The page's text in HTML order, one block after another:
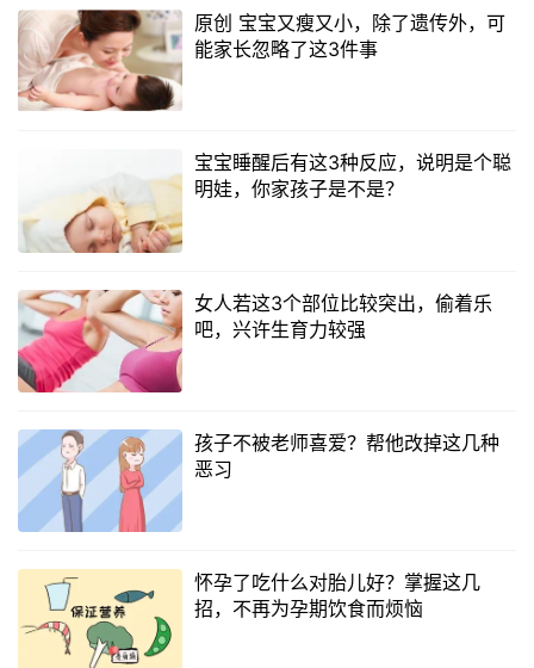
原创 宝宝又瘦又小，除了遗传外，可
能家长忽略了这3件事
宝宝睡醒后有这3种反应，说明是个聪
明娃，你家孩子是不是？
女人若这3个部位比较突出，偷着乐
吧，兴许生育力较强
孩子不被老师喜爱？帮他改掉这几种
恶习
怀孕了吃什么对胎儿好？掌握这几
招，不再为孕期饮食而烦恼